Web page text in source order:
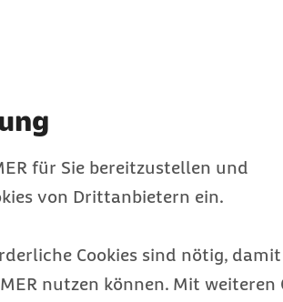
für Sie bereitzustellen und
von Drittanbietern ein.
Cookies sind nötig,
nutzen können. Mit weiteren